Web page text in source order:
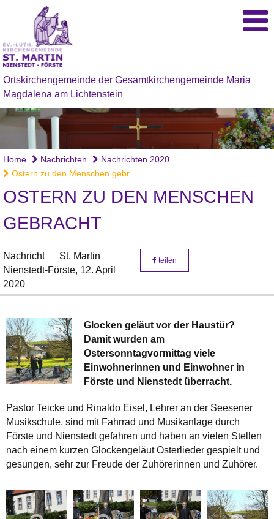
Ortskirchengemeinde der Gesamtkirchengemeinde Maria
Magdalena am Lichtenstein
Home Nachrichten
Nachrichten 2020
Ostern zu den Menschen gebr...
OSTERN ZU DEN MENSCHEN
GEBRACHT
Nachricht
St. Martin
Nienstedt-Förste, 12. April
2020
teilen
Glocken geläut vor der Haustür?
Damit wurden am
Ostersonntagvormittag viele
Einwohnerinnen und Einwohner in
Förste und Nienstedt überracht.
Pastor Teicke und Rinaldo Eisel, Lehrer an der Seesener
Musikschule, sind mit Fahrrad und Musikanlage durch
Förste und Nienstedt gefahren und haben an vielen Stellen
nach einem kurzen Glockengeläut Osterlieder gespielt und
gesungen, sehr zur Freude der Zuhörerinnen und Zuhörer.